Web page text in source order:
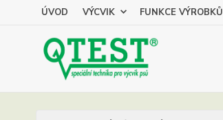
ÚVOD VÝCVIK FUNKCE VÝROBKŮ